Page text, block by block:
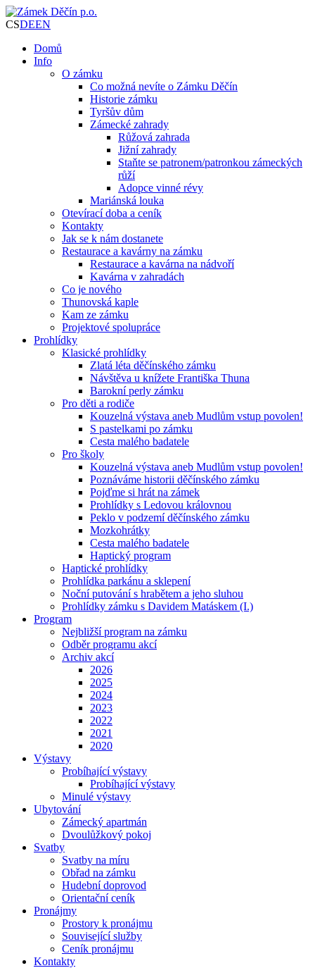
CSDEEN
Domů
Info
O zámku
Co možná nevíte o Zámku Děčín
Historie zámku
Tyršův dům
Zámecké zahrady
Růžová zahrada
Jižní zahrady
Staňte se patronem/patronkou zámeckých
růží
Adopce vinné révy
Mariánská louka
Otevírací doba a ceník
Kontakty
Jak se k nám dostanete
Restaurace a kavárny na zámku
Restaurace a kavárna na nádvoří
Kavárna v zahradách
Co je nového
Thunovská kaple
Kam ze zámku
Projektové spolupráce
Prohlídky
Klasické prohlídky
Zlatá léta děčínského zámku
Návštěva u knížete Františka Thuna
Barokní perly zámku
Pro děti a rodiče
Kouzelná výstava aneb Mudlům vstup povolen!
S pastelkami po zámku
Cesta malého badatele
Pro školy
Kouzelná výstava aneb Mudlům vstup povolen!
Poznáváme historii děčínského zámku
Pojďme si hrát na zámek
Prohlídky s Ledovou královnou
Peklo v podzemí děčínského zámku
Mozkohrátky
Cesta malého badatele
Haptický program
Haptické prohlídky
Prohlídka parkánu a sklepení
Noční putování s hrabětem a jeho sluhou
Prohlídky zámku s Davidem Matáskem (I.)
Program
Nejbližší program na zámku
Odběr programu akcí
Archiv akcí
2026
2025
2024
2023
2022
2021
2020
Výstavy
Probíhající výstavy
Probíhající výstavy
Minulé výstavy
Ubytování
Zámecký apartmán
Dvoulůžkový pokoj
Svatby
Svatby na míru
Obřad na zámku
Hudební doprovod
Orientační ceník
Pronájmy
Prostory k pronájmu
Související služby
Ceník pronájmu
Kontakty